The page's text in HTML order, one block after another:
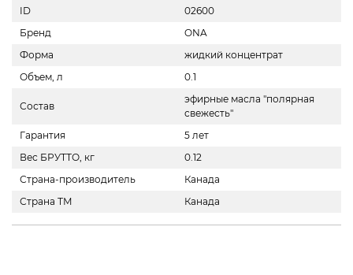
ID
02600
Бренд
ONA
Форма
жидкий концентрат
Объем, л
0.1
Состав
эфирные масла "полярная
свежесть"
Гарантия
5 лет
Вес БРУТТО, кг
0.12
Страна-производитель
Канада
Страна ТМ
Канада